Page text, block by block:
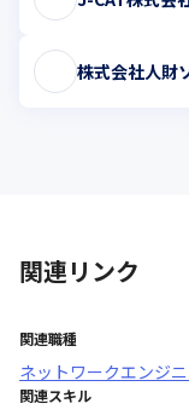
株式会社人財
関連リンク
関連職種
ネットワークエンジ
関連スキル